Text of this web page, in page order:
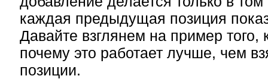
каждая предыдущая позиция
Давайте взглянем на пример того,
почему это работает лучше, чем
позиции.